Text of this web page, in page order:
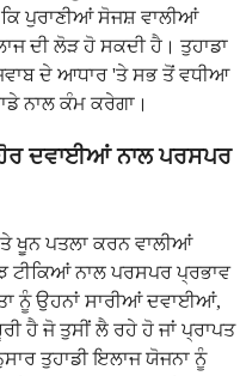
ਪੁਰਾਣੀਆਂ ਸੋਜਸ਼ ਵਾਲੀਆਂ
ਦੀ ਲੋੜ ਹੋ ਸਕਦੀ ਹੈ। ਤੁਹਾਡਾ
ਦੇ ਆਧਾਰ 'ਤੇ ਸਭ ਤੋਂ ਵਧੀਆ
ਨਾਲ ਕੰਮ ਕਰੇਗਾ।
ਦਵਾਈਆਂ ਨਾਲ ਪਰਸਪਰ
ਖੂਨ ਪਤਲਾ ਕਰਨ ਵਾਲੀਆਂ
ਨਾਲ ਪਰਸਪਰ ਪ੍ਰਭਾਵ
ਨੂੰ ਉਹਨਾਂ ਸਾਰੀਆਂ ਦਵਾਈਆਂ,
ਹੈ ਜੋ ਤੁਸੀਂ ਲੈ ਰਹੇ ਹੋ ਜਾਂ ਪ੍ਰਾਪਤ
ਤੁਹਾਡੀ ਇਲਾਜ ਯੋਜਨਾ ਨੂੰ